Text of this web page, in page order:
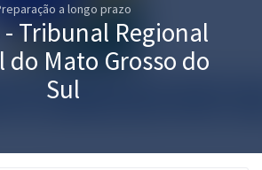
a longo prazo
- Tribunal Regional
do Mato Grosso do
Sul